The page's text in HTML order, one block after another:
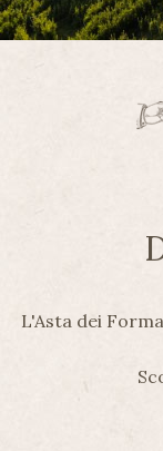
L'Asta dei